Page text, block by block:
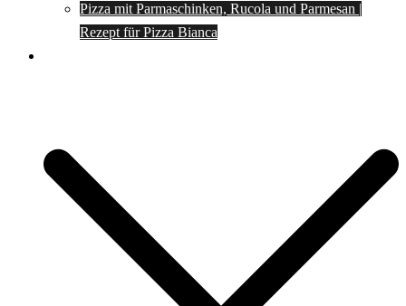
Pizza mit Parmaschinken, Rucola und Parmesan |
Rezept für Pizza Bianca